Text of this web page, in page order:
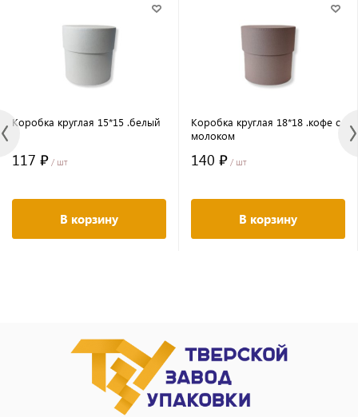
Коробка круглая 15*15 .белый
117 ₽ / шт
В корзину
Коробка круглая 18*18 .кофе с
молоком
140 ₽ / шт
В корзину